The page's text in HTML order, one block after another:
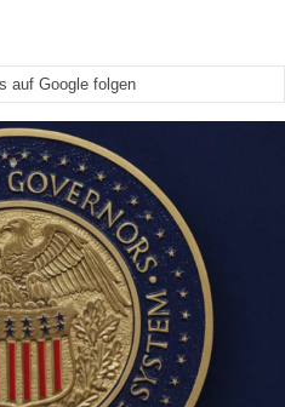
auf Google folgen